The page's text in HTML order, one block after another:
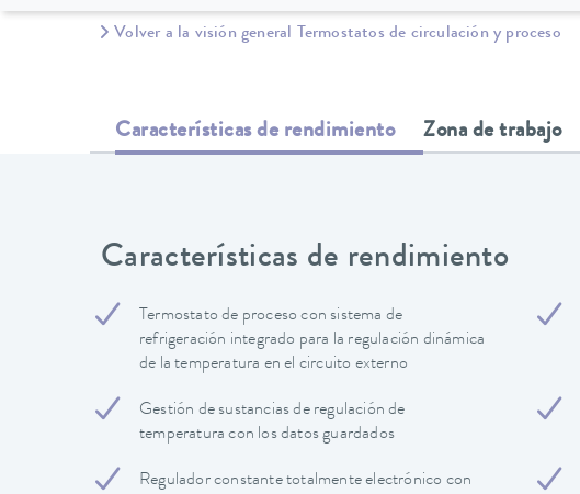
Volver a la visión general Termostatos de circulación y proceso
Características de rendimiento Zona de trabajo
Características de rendimiento
Termostato de proceso con sistema de
refrigeración integrado para la regulación dinámica
de la temperatura en el circuito externo
Gestión de sustancias de regulación de
temperatura con los datos guardados
Regulador constante totalmente electrónico con